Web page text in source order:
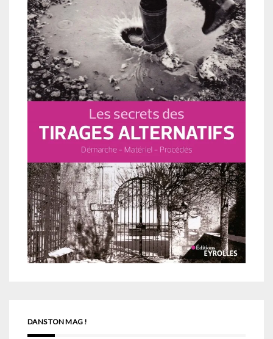
DANS TON MAG !